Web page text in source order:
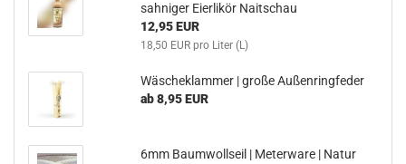
sahniger Eierlikör Naitschau
12,95 EUR
18,50 EUR pro Liter (L)
Wäscheklammer | große Außenringfeder
ab 8,95 EUR
6mm Baumwollseil | Meterware | Natur